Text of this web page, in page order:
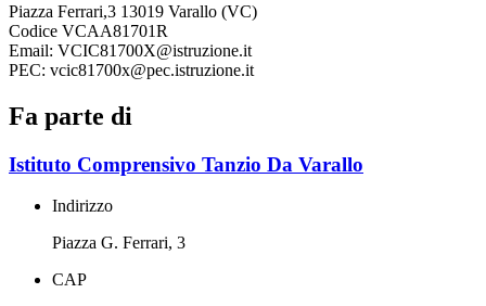
Piazza Ferrari,3 13019 Varallo (VC)
Codice VCAA81701R
Email: VCIC81700X@istruzione.it
PEC: vcic81700x@pec.istruzione.it
Fa parte di
Istituto Comprensivo Tanzio Da Varallo
Indirizzo
Piazza G. Ferrari, 3
CAP